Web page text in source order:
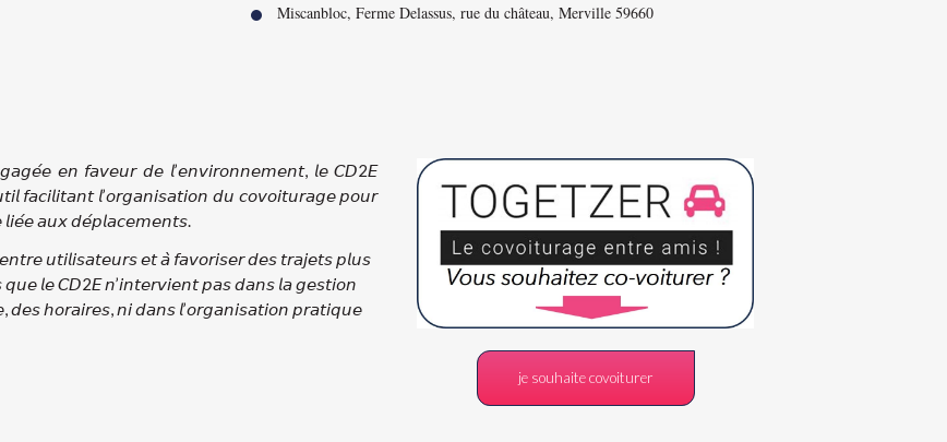
Miscanbloc, Ferme Delassus, rue du château, Merville 59660
𝘦𝘯 𝘧𝘢𝘷𝘦𝘶𝘳 𝘥𝘦 𝘭’𝘦𝘯𝘷𝘪𝘳𝘰𝘯𝘯𝘦𝘮𝘦𝘯𝘵, 𝘭𝘦 𝘊𝘋2𝘌
𝘧𝘢𝘤𝘪𝘭𝘪𝘵𝘢𝘯𝘵 𝘭’𝘰𝘳𝘨𝘢𝘯𝘪𝘴𝘢𝘵𝘪𝘰𝘯 𝘥𝘶 𝘤𝘰𝘷𝘰𝘪𝘵𝘶𝘳𝘢𝘨𝘦 𝘱𝘰𝘶𝘳
𝘭𝘪𝘦́𝘦 𝘢𝘶𝘹 𝘥𝘦́𝘱𝘭𝘢𝘤𝘦𝘮𝘦𝘯𝘵𝘴.
𝘶𝘵𝘪𝘭𝘪𝘴𝘢𝘵𝘦𝘶𝘳𝘴 𝘦𝘵 𝘢̀ 𝘧𝘢𝘷𝘰𝘳𝘪𝘴𝘦𝘳 𝘥𝘦𝘴 𝘵𝘳𝘢𝘫𝘦𝘵𝘴 𝘱𝘭𝘶𝘴
𝘭𝘦 𝘊𝘋2𝘌 𝘯’𝘪𝘯𝘵𝘦𝘳𝘷𝘪𝘦𝘯𝘵 𝘱𝘢𝘴 𝘥𝘢𝘯𝘴 𝘭𝘢 𝘨𝘦𝘴𝘵𝘪𝘰𝘯
𝘩𝘰𝘳𝘢𝘪𝘳𝘦𝘴, 𝘯𝘪 𝘥𝘢𝘯𝘴 𝘭’𝘰𝘳𝘨𝘢𝘯𝘪𝘴𝘢𝘵𝘪𝘰𝘯 𝘱𝘳𝘢𝘵𝘪𝘲𝘶𝘦
je souhaite covoiturer